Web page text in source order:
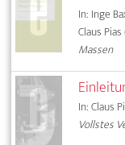
In: Inge
Claus Pias
Massen
In: Claus
Vollstes